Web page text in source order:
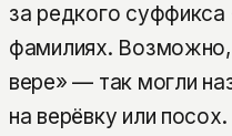
за редкого суффикса
фамилиях. Возможно,
вере» — так могли
на верёвку или